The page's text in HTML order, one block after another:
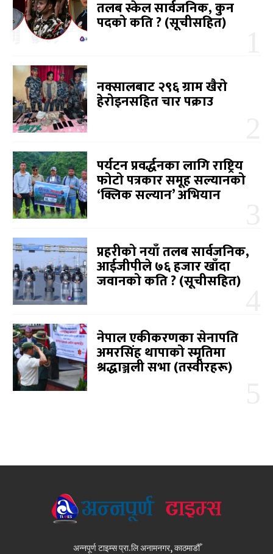
तलब स्केल सार्वजनिक, कुन
पदको कति ? (सूचीसहित)
नक्सालबाट २९६ ग्राम खैरो
हेरोइनसहित चार पक्राउ
पर्यटन प्रवर्द्धनका लागि राष्ट्रिय
फोटो पत्रकार समूह सल्यानको
‘क्लिक सल्यान’ अभियान
प्रहरीको नयाँ तलब सार्वजनिक,
आईजीपीले ७६ हजार खाँदा
जवानको कति ? (सूचीसहित)
नेपाल एकीकरणका सेनापति
अमरसिंह थापाको स्मृतिमा
श्रद्धाञ्जली सभा (तस्वीरहरू)
अन्नपूर्ण टाइम्स प्रा.लि अनामनगर, काठमाडौँ